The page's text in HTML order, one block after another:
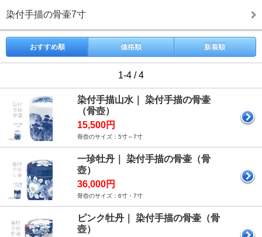
染付手描の骨壷7寸
おすすめ順 価格順 新着順
1-4 / 4
染付手描山水｜ 染付手描の骨壷
（骨壺）
15,500円
骨壺のサイズ：5寸～7寸
一珍牡丹｜ 染付手描の骨壷（骨
壺）
36,000円
骨壺のサイズ：6寸・7寸
ピンク牡丹｜ 染付手描の骨壷（骨
壺）